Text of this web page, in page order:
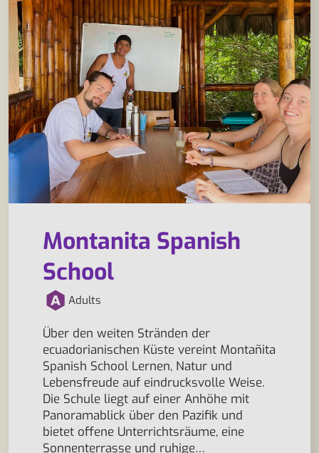
Montanita Spanish
School
Adults
Über den weiten Stränden der
ecuadorianischen Küste vereint Montañita
Spanish School Lernen, Natur und
Lebensfreude auf eindrucksvolle Weise.
Die Schule liegt auf einer Anhöhe mit
Panoramablick über den Pazifik und
bietet offene Unterrichtsräume, eine
Sonnenterrasse und ruhige…